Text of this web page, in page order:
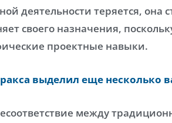
деятельности теряется, она
своего назначения,
проектные навыки.
выделил еще несколько
между